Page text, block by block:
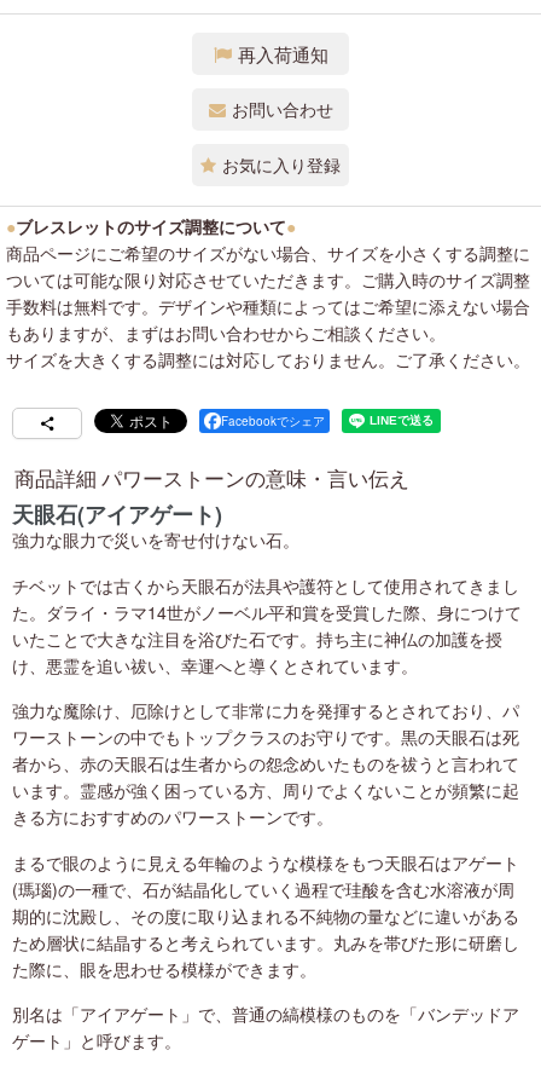
再入荷通知
お問い合わせ
お気に入り登録
●ブレスレットのサイズ調整について●
商品ページにご希望のサイズがない場合、サイズを小さくする調整に
ついては可能な限り対応させていただきます。ご購入時のサイズ調整
手数料は無料です。デザインや種類によってはご希望に添えない場合
もありますが、まずはお問い合わせからご相談ください。
サイズを大きくする調整には対応しておりません。ご了承ください。
Facebookでシェア
商品詳細 パワーストーンの意味・言い伝え
天眼石(アイアゲート)
強力な眼力で災いを寄せ付けない石。
チベットでは古くから天眼石が法具や護符として使用されてきまし
た。ダライ・ラマ14世がノーベル平和賞を受賞した際、身につけて
いたことで大きな注目を浴びた石です。持ち主に神仏の加護を授
け、悪霊を追い祓い、幸運へと導くとされています。
強力な魔除け、厄除けとして非常に力を発揮するとされており、パ
ワーストーンの中でもトップクラスのお守りです。黒の天眼石は死
者から、赤の天眼石は生者からの怨念めいたものを祓うと言われて
います。霊感が強く困っている方、周りでよくないことが頻繁に起
きる方におすすめのパワーストーンです。
まるで眼のように見える年輪のような模様をもつ天眼石はアゲート
(瑪瑙)の一種で、石が結晶化していく過程で珪酸を含む水溶液が周
期的に沈殿し、その度に取り込まれる不純物の量などに違いがある
ため層状に結晶すると考えられています。丸みを帯びた形に研磨し
た際に、眼を思わせる模様ができます。
別名は「アイアゲート」で、普通の縞模様のものを「バンデッドア
ゲート」と呼びます。